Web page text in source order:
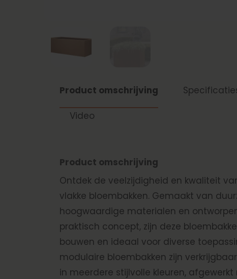
Product omschrijving
Video
Product omschrijving
Ontdek de veelzijdigheid en kwaliteit
vlakke bloembakken. Gemaakt van
hoogwaardige materialen en
praktisch concept, zijn deze
bouwen en ideaal voor diverse
modulaire bloembakken zijn
in meerdere stijlvolle kleuren,